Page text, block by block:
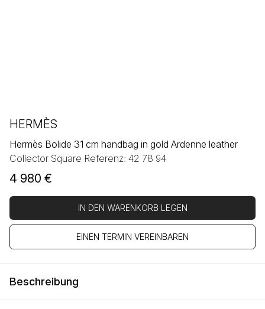
HERMÈS
Hermès Bolide 31 cm handbag in gold Ardenne leather
Collector Square Referenz: 42 78 94
4 980 €
IN DEN WARENKORB LEGEN
EINEN TERMIN VEREINBAREN
Beschreibung